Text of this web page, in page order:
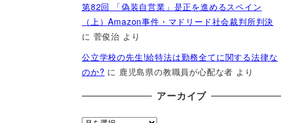
第82回 「偽装自営業」是正を進めるスペイン
（上）Amazon事件・マドリード社会裁判所判決
に 菅俊治 より
公立学校の先生!給特法は勤務全てに関する法律な
のか? に 鹿児島県の教職員が心配な者 より
アーカイブ